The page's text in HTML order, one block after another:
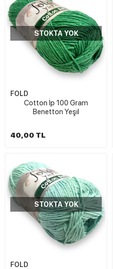
STOKTA YOK
FOLD
Cotton İp 100 Gram
Benetton Yeşil
40,00 TL
STOKTA YOK
FOLD